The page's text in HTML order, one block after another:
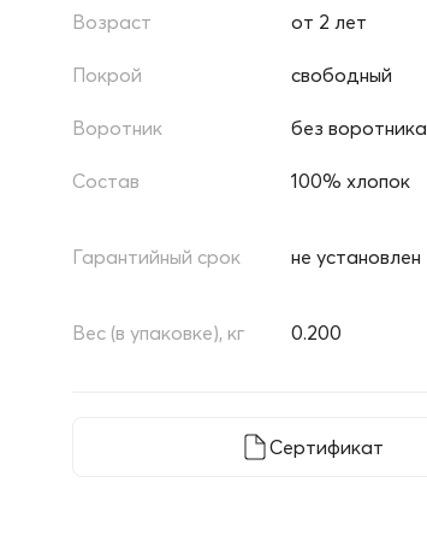
Возраст от 2 лет
Покрой свободный
Воротник без воротника
Состав 100% хлопок
Гарантийный срок не установлен
Вес (в упаковке), кг 0.200
Сертификат